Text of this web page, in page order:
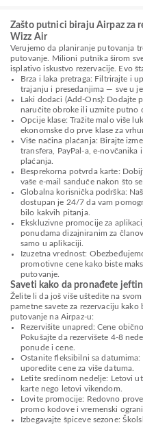
Zašto putnici biraju Airpaz za
Wizz Air
Verujemo da planiranje putovanja
putovanje. Milioni putnika širom
isplativo iskustvo rezervacije. Evo
Brza i laka pretraga: Filtrirajte i
trajanju i presedanjima — sve u
Laki dodaci (Add-Ons): Dodajte
naručite obroke ili uzmite putno
Opcije klase: Tražite malo više
ekonomske do prve klase za
Više načina plaćanja: Birajte
transfera, PayPal-a, e-
plaćanja.
Besprekorna potvrda karte:
vaše e-mail sanduče nakon što
Globalna korisnička podrška:
dostupan je 24/7 da vam
bilo kakvih pitanja.
Ekskluzivne promocije za
ponudama dizajniranim za
samo u aplikaciji.
Izuzetna vrednost:
promotivne cene kako biste
putovanje.
Saveti kako da pronađete
Želite li da još više uštedite na
pametne savete za rezervaciju
putovanje na Airpaz-u:
Rezervišite unapred: Cene
Pokušajte da rezervišete 4-8
ponude i cene.
Ostanite fleksibilni sa
uporedite cene za više datuma.
Letite sredinom nedelje: Letovi
karte nego letovi vikendom.
Lovite promocije: Redovno
promo kodove i vremenski
Izbegavajte špiceve sezone: